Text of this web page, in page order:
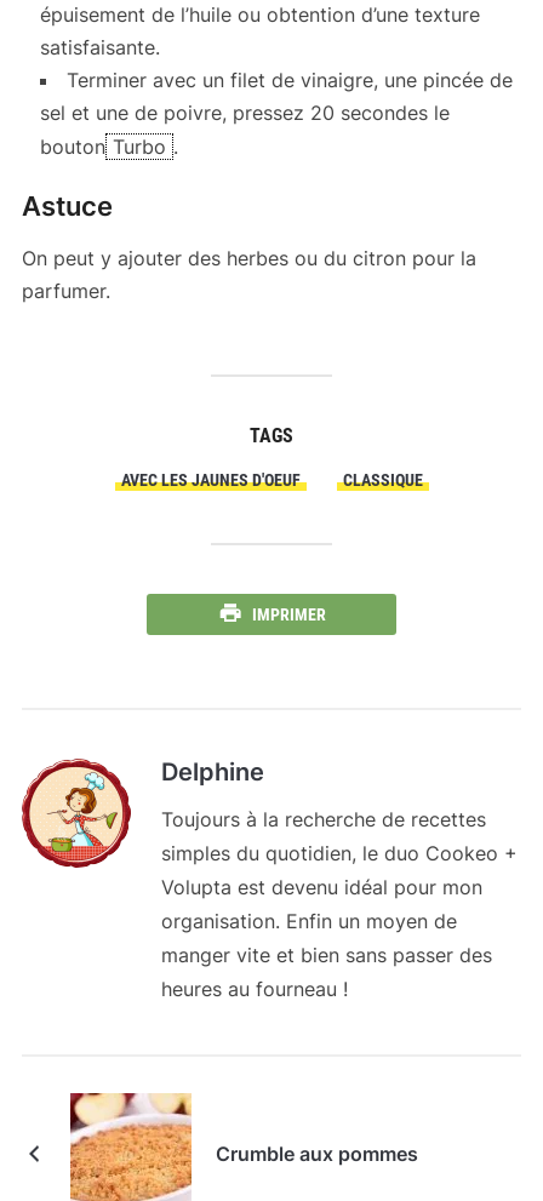
épuisement de l’huile ou obtention d’une texture
satisfaisante.
Terminer avec un filet de vinaigre, une pincée de
sel et une de poivre, pressez 20 secondes le
bouton Turbo .
Astuce
On peut y ajouter des herbes ou du citron pour la
parfumer.
TAGS
AVEC LES JAUNES D'OEUF CLASSIQUE
IMPRIMER
Delphine
Toujours à la recherche de recettes
simples du quotidien, le duo Cookeo +
Volupta est devenu idéal pour mon
organisation. Enfin un moyen de
manger vite et bien sans passer des
heures au fourneau !
Crumble aux pommes